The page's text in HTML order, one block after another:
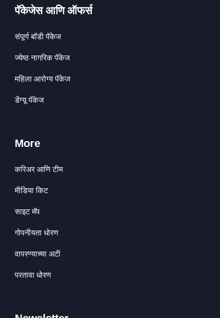
पॅकेजेस आणि ऑफर्स
संपूर्ण बॉडी पॅकेज
ज्येष्ठ नागरिक पॅकेज
महिला आरोग्य पॅकेज
डेंग्यू पॅकेज
More
करिअर आणि टीम
मीडिया किट
साइट मॅप
गोपनीयता धोरण
वापरण्याच्या अटी
परतावा धोरण